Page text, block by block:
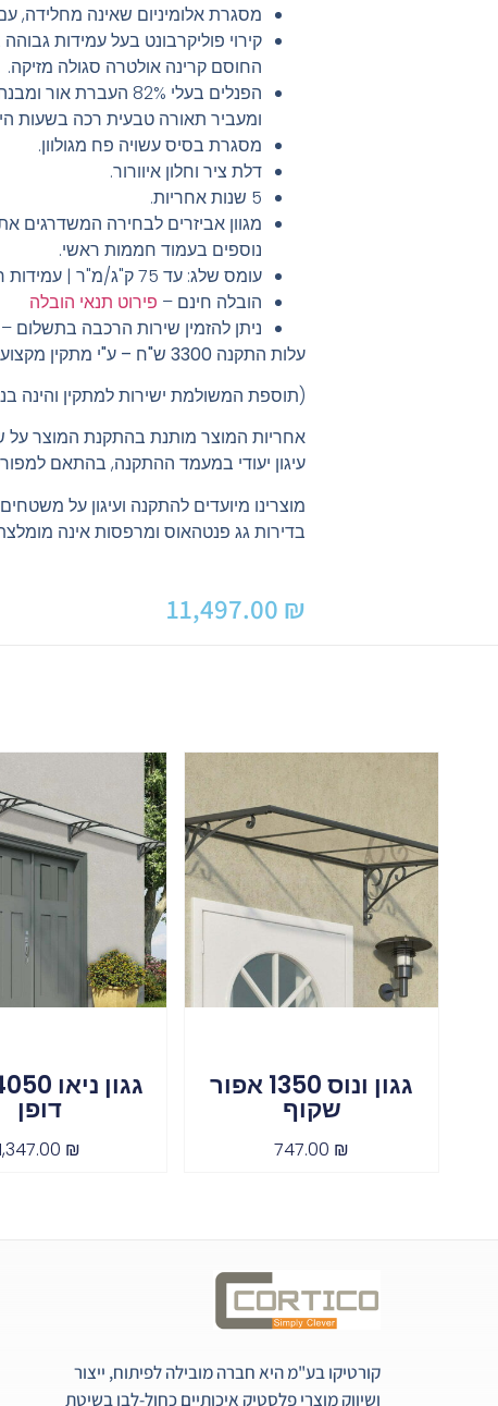
מסגרת אלומיניום שאינה מחלידה,
קירוי פוליקרבונט בעל עמידות
החוסם קרינה אולטרה סגולה מזיקה.
הפנלים בעלי 82%
ומעביר תאורה טבעית רכה בשעות
מסגרת בסיס עשויה פח מגולוון.
דלת ציר וחלון איוורור.
5 שנות אחריות.
מגוון אביזרים לבחירה המשדרגים
נוספים בעמוד חממות ראשי.
עומס שלג: עד 75 ק"ג/מ"ר | עמידות רוח: עד 90 קמ"ש.
הובלה חינם– פירוט תנאי הובלה
ניתן להזמין שירות הרכבה בתשלום
עלות התקנה 3300 ש"ח – ע"י מתקין מקצועי
(תוספת המשולמת ישירות למתקין והינה
אחריות המוצר מותנת בהתקנת המוצר על
עיגון יעודי במעמד ההתקנה, בהתאם
מוצרינו מיועדים להתקנה ועיגון על
בדירות גג פנטהאוס ומרפסות אינה
11,497.00 ₪
גגון ונוס 1350 אפור
שקוף
747.00 ₪
דופן
₪
קורטיקו בע"מ היא חברה מובילה לפיתוח, ייצור
ושיווק מוצרי פלסטיק איכותיים כחול-לבן בשיטת